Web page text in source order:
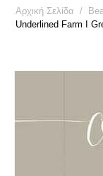
Αρχική Σελίδα /
Underlined Farm I